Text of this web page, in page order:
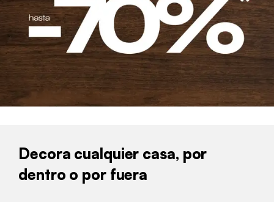
Decora cualquier casa, por
dentro o por fuera